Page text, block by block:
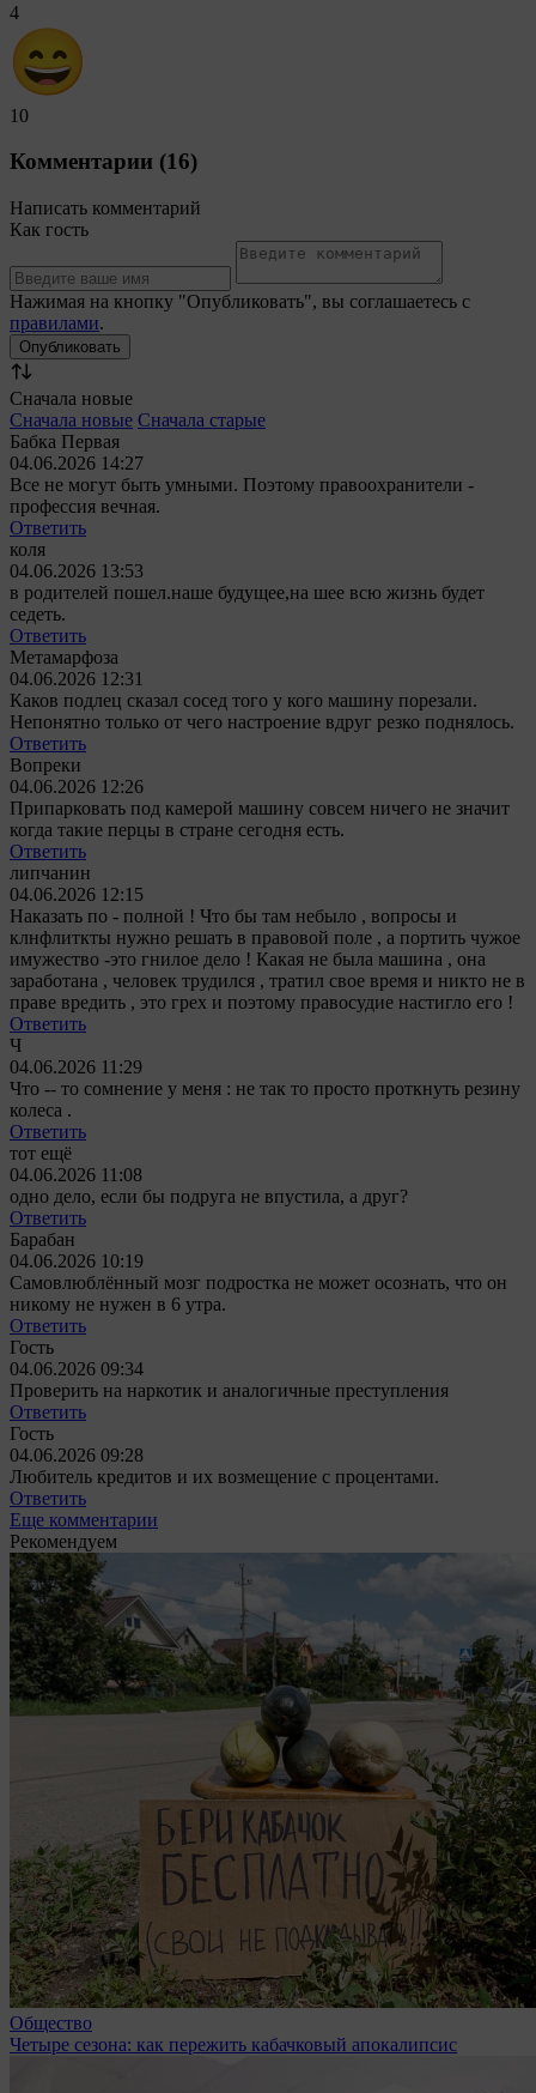
4
10
Комментарии (16)
Написать комментарий
Как гость
Нажимая на кнопку "Опубликовать", вы соглашаетесь с
правилами.
Сначала новые
Сначала новые Сначала старые
Бабка Первая
04.06.2026 14:27
Все не могут быть умными. Поэтому правоохранители -
профессия вечная.
Ответить
коля
04.06.2026 13:53
в родителей пошел.наше будущее,на шее всю жизнь будет
седеть.
Ответить
Метамарфоза
04.06.2026 12:31
Каков подлец сказал сосед того у кого машину порезали.
Непонятно только от чего настроение вдруг резко поднялось.
Ответить
Вопреки
04.06.2026 12:26
Припарковать под камерой машину совсем ничего не значит
когда такие перцы в стране сегодня есть.
Ответить
липчанин
04.06.2026 12:15
Наказать по - полной ! Что бы там небыло , вопросы и
клнфлиткты нужно решать в правовой поле , а портить чужое
имужество -это гнилое дело ! Какая не была машина , она
заработана , человек трудился , тратил свое время и никто не в
праве вредить , это грех и поэтому правосудие настигло его !
Ответить
Ч
04.06.2026 11:29
Что -- то сомнение у меня : не так то просто проткнуть резину
колеса .
Ответить
тот ещё
04.06.2026 11:08
одно дело, если бы подруга не впустила, а друг?
Ответить
Барабан
04.06.2026 10:19
Самовлюблённый мозг подростка не может осознать, что он
никому не нужен в 6 утра.
Ответить
Гость
04.06.2026 09:34
Проверить на наркотик и аналогичные преступления
Ответить
Гость
04.06.2026 09:28
Любитель кредитов и их возмещение с процентами.
Ответить
Еще комментарии
Рекомендуем
Общество
Четыре сезона: как пережить кабачковый апокалипсис